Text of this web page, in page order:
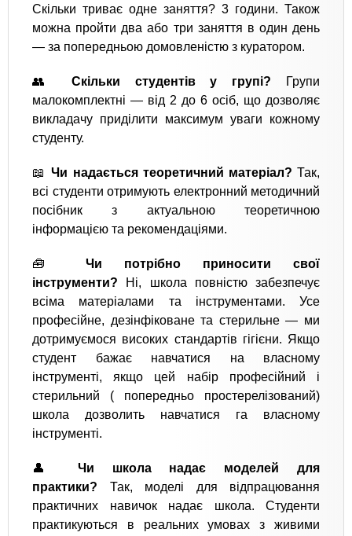
Скільки триває одне заняття? 3 години. Також
можна пройти два або три заняття в один день
— за попередньою домовленістю з куратором.
👥 Скільки студентів у групі?
Групи
малокомплектні — від 2 до 6 осіб, що дозволяє
викладачу приділити максимум уваги кожному
студенту.
📖Чи надається теоретичний матеріал? Так,
всі студенти отримують електронний методичний
посібник з актуальною теоретичною
інформацією та рекомендаціями.
🧰 Чи потрібно приносити свої
інструменти? Ні, школа повністю забезпечує
всіма матеріалами та інструментами. Усе
професійне, дезінфіковане та стерильне — ми
дотримуємося високих стандартів гігієни. Якщо
студент бажає навчатися на власному
інструменті, якщо цей набір професійний і
стерильний ( попередньо простерелізований)
школа дозволить навчатися га власному
інструменті.
👤 Чи школа надає моделей для
практики? Так, моделі для відпрацювання
практичних навичок надає школа. Студенти
практикуються в реальних умовах з живими